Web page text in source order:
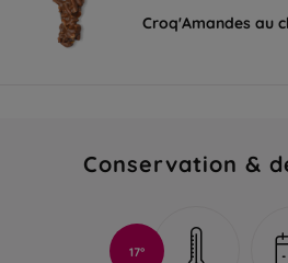
Croq'Amandes au
Conservation &
17°